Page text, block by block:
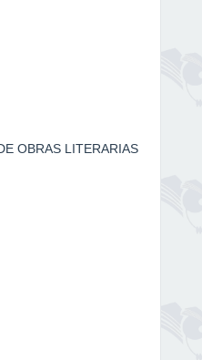
OBRAS LITERARIAS